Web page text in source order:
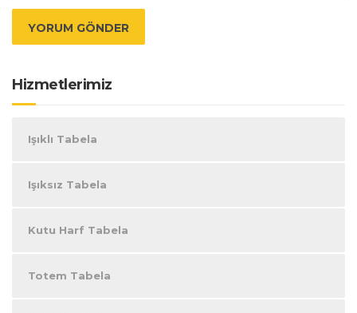
Hizmetlerimiz
Işıklı Tabela
Işıksız Tabela
Kutu Harf Tabela
Totem Tabela